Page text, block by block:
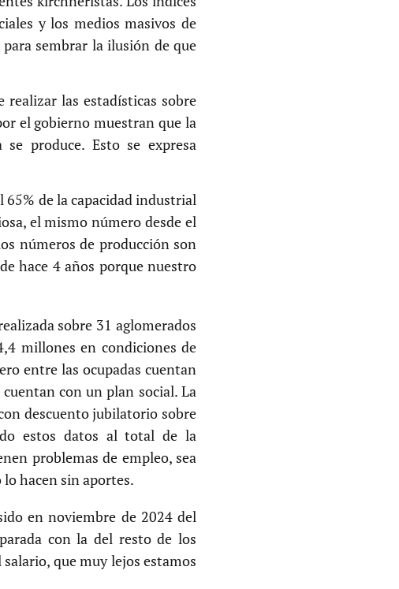
y los medios masivos de
sembrar la ilusión de que
realizar las estadísticas sobre
el gobierno muestran que la
produce. Esto se expresa
de la capacidad industrial
el mismo número desde el
números de producción son
hace 4 años porque nuestro
sobre 31 aglomerados
millones en condiciones de
entre las ocupadas cuentan
con un plan social. La
descuento jubilatorio sobre
estos datos al total de la
problemas de empleo, sea
hacen sin aportes.
en noviembre de 2024 del
con la del resto de los
que muy lejos estamos